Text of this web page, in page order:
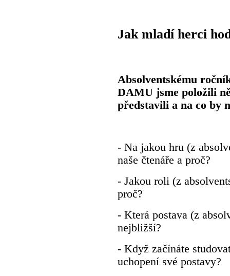
Jak mladí herci
Absolventskému
DAMU jsme položili
představili a na co by
- Na jakou hru (z
naše čtenáře a proč?
- Jakou roli (z
proč?
- Která postava (z
nejbližší?
- Když začínáte
uchopení své postavy?